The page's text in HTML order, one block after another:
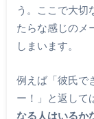
う。ここで大切
たらな感じのメ
しまいます。
例えば「彼氏で
ー！」と返して
なる人はいるか